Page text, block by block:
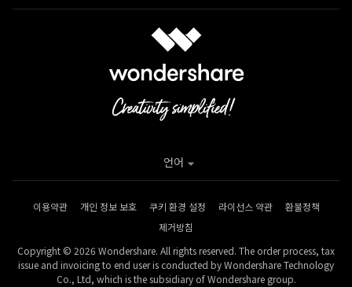
이용약관 개인 정보 보호 쿠키 환경 설정 라이선스 약관
환불정책
제거방침
Copyright © 2026 Wondershare. All rights reserved. The order process, tax
issue and invoicing to end user is conducted by Wondershare Technology
Co., Ltd, which is the subsidiary of Wondershare group.
언어